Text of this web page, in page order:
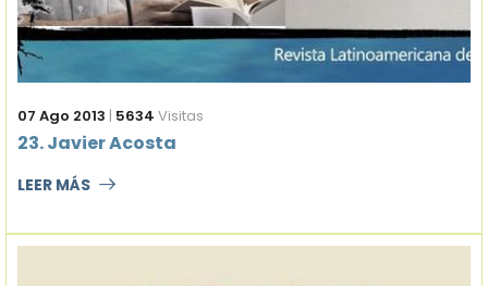
07 Ago 2013 | 5634 Visitas
23. Javier Acosta
LEER MÁS